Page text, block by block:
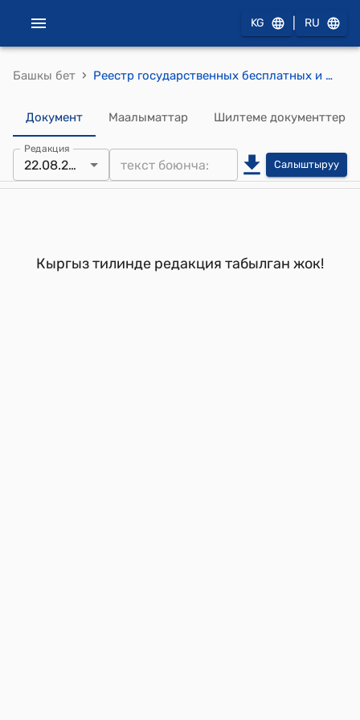
KG RU
Башкы бет › Реестр государственных бесплатных и платных услуг, оказываемых органами исполнительной власти (Утвержден постановлением Правительства Кыргызской Республики от 28 декабря 2000 года N 759)
Документ Маалыматтар Шилтеме документтер
Редакция
22.08.2006 Салыштыруу
Кыргыз тилинде редакция табылган жок!